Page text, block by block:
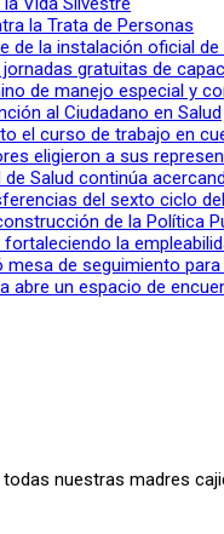
la Trata de Personas
de la instalación oficial
gratuitas de
de manejo especial y
al Ciudadano en Salud
el curso de trabajo en
eligieron a sus
de Salud continúa
del sexto ciclo
de la Política
la
mesa de seguimiento
abre un espacio de
nuestras madres